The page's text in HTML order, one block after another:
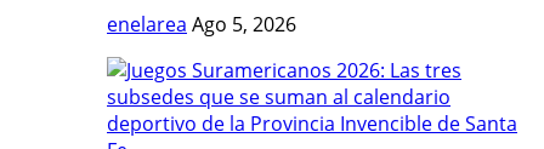
enelarea Ago 5, 2026